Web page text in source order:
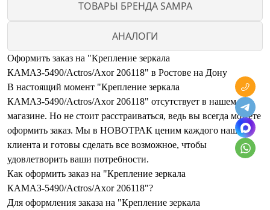
ТОВАРЫ БРЕНДА SAMPA
АНАЛОГИ
Оформить заказ на "Крепление зеркала
КАМАЗ-5490/Actros/Axor 206118" в Ростове на Дону
В настоящий момент "Крепление зеркала
КАМАЗ-5490/Actros/Axor 206118" отсутствует в нашем
магазине. Но не стоит расстраиваться, ведь вы всегда можете
оформить заказ. Мы в НОВОТРАК ценим каждого нашего
клиента и готовы сделать все возможное, чтобы
удовлетворить ваши потребности.
Как оформить заказ на "Крепление зеркала
КАМАЗ-5490/Actros/Axor 206118"?
Для оформления заказа на "Крепление зеркала